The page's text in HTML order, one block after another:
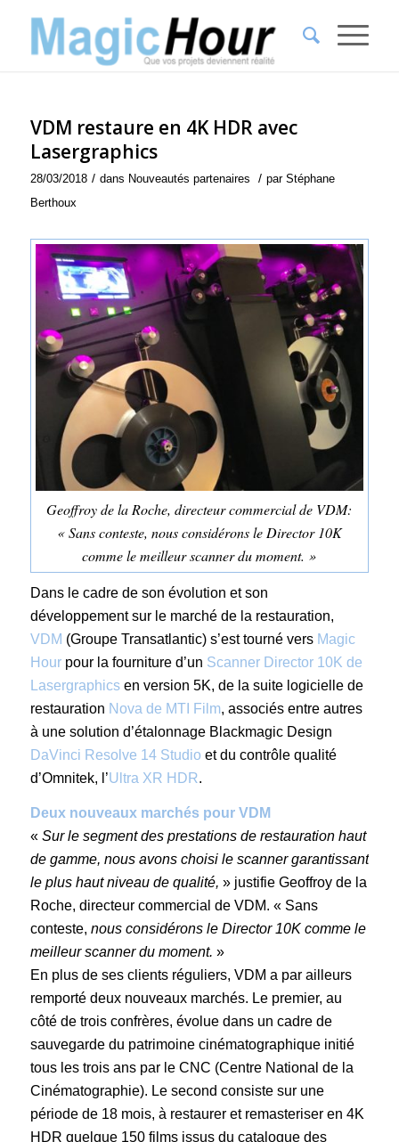
VDM restaure en 4K HDR avec
Lasergraphics
28/03/2018 / dans Nouveautés partenaires / par Stéphane
Berthoux
Geoffroy de la Roche, directeur commercial de VDM:
« Sans conteste, nous considérons le Director 10K
comme le meilleur scanner du moment. »
Dans le cadre de son évolution et son
développement sur le marché de la restauration,
VDM (Groupe Transatlantic) s’est tourné vers Magic
Hourpour la fourniture d’un Scanner Director 10K de
Lasergraphicsen version 5K, de la suite logicielle de
restauration Nova de MTI Film, associés entre autres
à une solution d’étalonnage Blackmagic Design
DaVinci Resolve 14 Studio et du contrôle qualité
d’Omnitek, l’Ultra XR HDR.
Deux nouveaux marchés pour VDM
« Sur le segment des prestations de restauration haut
de gamme, nous avons choisi le scanner garantissant
le plus haut niveau de qualité, » justifie Geoffroy de la
Roche, directeur commercial de VDM. « Sans
conteste, nous considérons le Director 10K comme le
meilleur scanner du moment. »
En plus de ses clients réguliers, VDM a par ailleurs
remporté deux nouveaux marchés. Le premier, au
côté de trois confrères, évolue dans un cadre de
sauvegarde du patrimoine cinématographique initié
tous les trois ans par le CNC (Centre National de la
Cinématographie). Le second consiste sur une
période de 18 mois, à restaurer et remasteriser en 4K
HDR quelque 150 films issus du catalogue des